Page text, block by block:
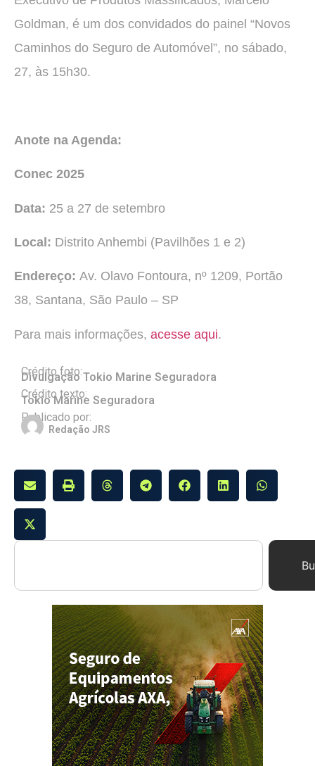
Goldman, é um dos convidados do painel “Novos
Caminhos do Seguro de Automóvel”, no sábado,
27, às 15h30.
Anote na Agenda:
Conec 2025
Data: 25 a 27 de setembro
Local: Distrito Anhembi (Pavilhões 1 e 2)
Endereço: Av. Olavo Fontoura, nº 1209, Portão
38, Santana, São Paulo – SP
Para mais informações, acesse aqui.
Crédito foto:
Divulgação Tokio Marine Seguradora
Crédito texto:
Tokio Marine Seguradora
Publicado por:
Redação JRS